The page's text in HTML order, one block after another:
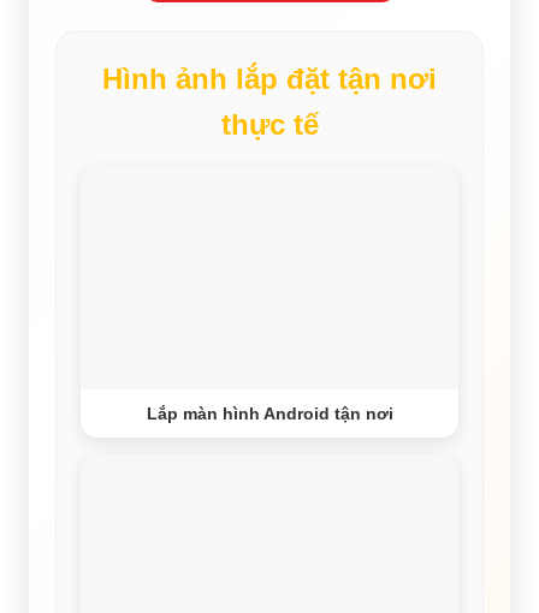
Hình ảnh lắp đặt tận nơi
thực tế
Lắp màn hình Android tận nơi